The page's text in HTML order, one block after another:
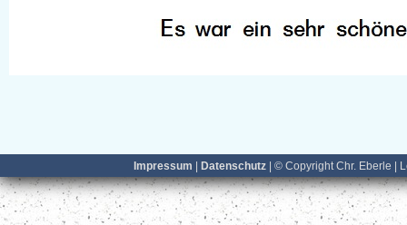
Impressum Datenschutz | © Copyright Chr. Eberle |